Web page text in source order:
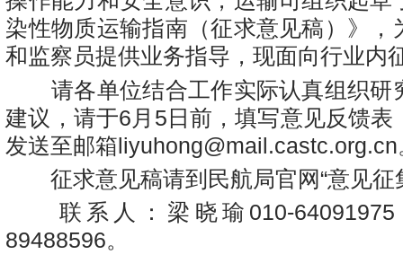
染性物质运输指南（征求意见稿）》，
和监察员提供业务指导，现面向行业内
请各单位结合工作实际认真组织研
建议，请于6月5日前，填写意见反馈表
发送至邮箱liyuhong@mail.castc.org.cn
征求意见稿请到民航局官网“意见征
联系人：梁晓瑜010-64091975
89488596。